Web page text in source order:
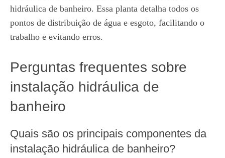
hidráulica de banheiro. Essa planta detalha todos os
pontos de distribuição de água e esgoto, facilitando o
trabalho e evitando erros.
Perguntas frequentes sobre
instalação hidráulica de
banheiro
Quais são os principais componentes da
instalação hidráulica de banheiro?